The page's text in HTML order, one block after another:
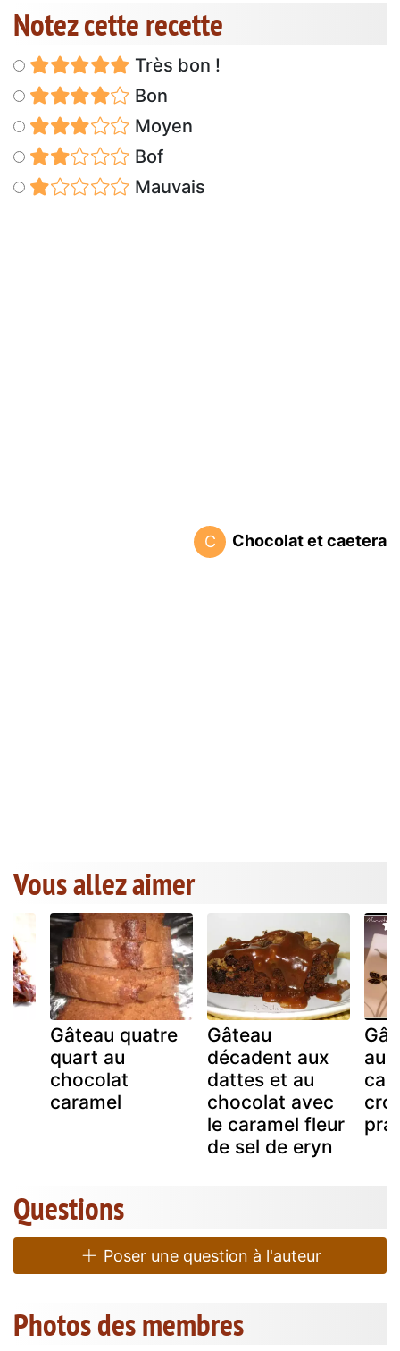
Notez cette recette
Très bon !
Bon
Moyen
Bof
Mauvais
C Chocolat et caetera
Vous allez aimer
Gâteau quatre
quart au
chocolat
caramel
Gâteau
décadent aux
dattes et au
chocolat avec
le caramel fleur
de sel de eryn
au
Questions
Poser une question à l'auteur
Photos des membres